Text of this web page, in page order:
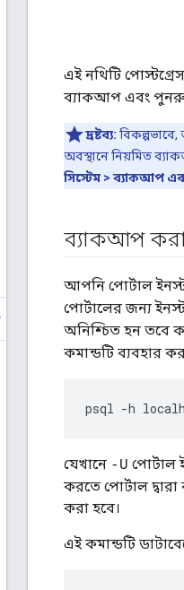
এই নথিটি পোস্টগ্রেস
ব্যাকআপ এবং
দ্রষ্টব্য:
অবস্থানে নিয়মিত
সিস্টেম > ব্যাকআপ
ব্যাকআপ
আপনি পোর্টাল
পোর্টালের জন্য
অনিশ্চিত হন তবে
কমান্ডটি ব্যবহার
psql -h
যেখানে -U
করতে পোর্টাল
করা হবে।
এই কমান্ডটি